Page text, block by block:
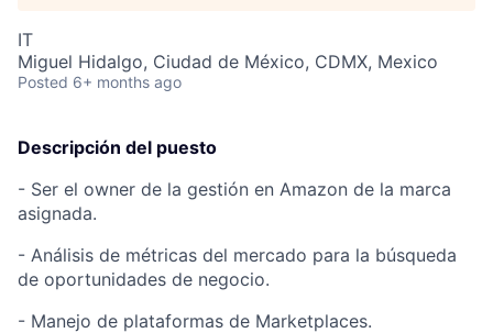
IT
Miguel Hidalgo, Ciudad de México, CDMX, Mexico
Posted 6+ months ago
Descripción del puesto
- Ser el owner de la gestión en Amazon de la marca
asignada.
- Análisis de métricas del mercado para la búsqueda
de oportunidades de negocio.
- Manejo de plataformas de Marketplaces.